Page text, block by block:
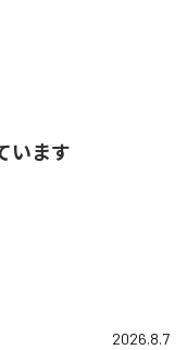
います
2026.8.7